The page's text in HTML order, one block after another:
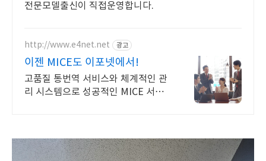
전문모델출신이 직접운영합니다.
http://www.e4net.net 광고
이젠 MICE도 이포넷에서!
고품질 통번역 서비스와 체계적인 관
리 시스템으로 성공적인 MICE 서비